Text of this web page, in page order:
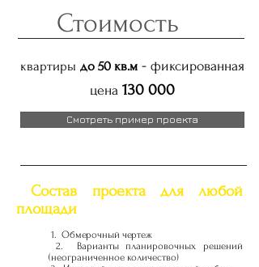
Стоимость
квартиры до 50 кв.м- фиксированная
цена 130 000
Смотреть пример проекта
Состав проекта для любой
площади
1. Обмерочный чертеж
2. Варианты планировочных решений
(неограниченное количество)